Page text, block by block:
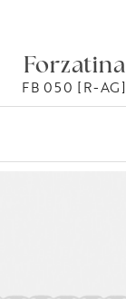
Forzatina
FB 050 [R-AG]